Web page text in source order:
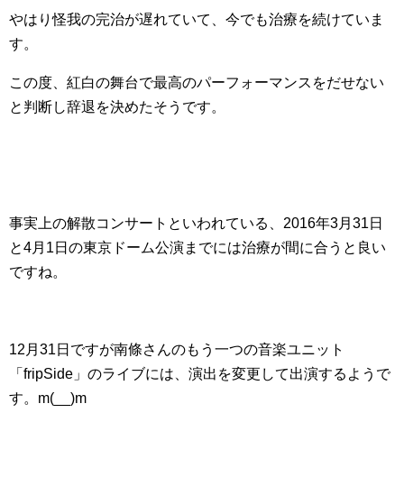
やはり怪我の完治が遅れていて、今でも治療を続けていま
す。
この度、紅白の舞台で最高のパーフォーマンスをだせない
と判断し辞退を決めたそうです。
事実上の解散コンサートといわれている、2016年3月31日
と4月1日の東京ドーム公演までには治療が間に合うと良い
ですね。
12月31日ですが南條さんのもう一つの音楽ユニット
「fripSide」のライブには、演出を変更して出演するようで
す。m(__)m